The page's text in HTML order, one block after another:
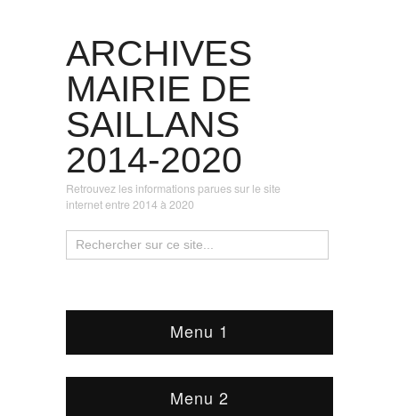
ARCHIVES
MAIRIE DE
SAILLANS
2014-2020
Retrouvez les informations parues sur le site
internet entre 2014 à 2020
Menu 1
Menu 2